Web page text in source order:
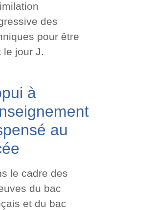
des
pour être
le jour J.
à
au
le cadre des
du bac
et du bac